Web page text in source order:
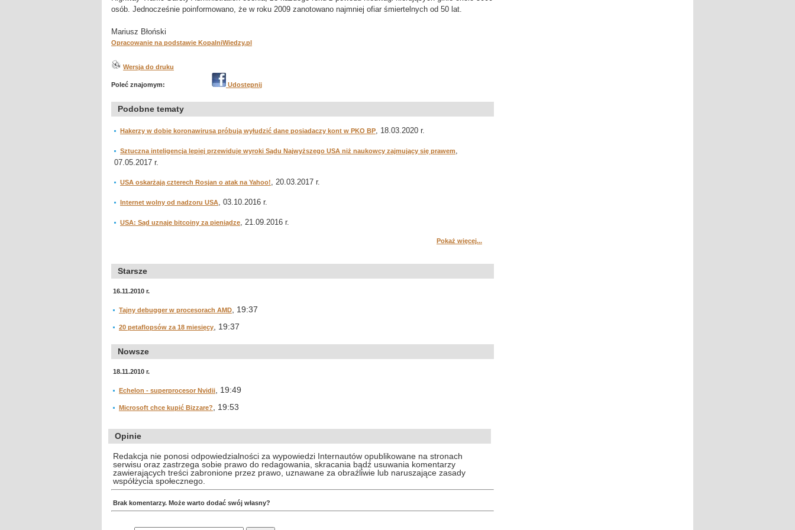
osób. Jednocześnie poinformowano, że w roku 2009 zanotowano najmniej ofiar śmiertelnych od 50 lat.
Mariusz Błoński
Opracowanie na podstawie KopalniWiedzy.pl
Wersja do druku
Poleć znajomym: Udostępnij
Podobne tematy
Hakerzy w dobie koronawirusa próbują wyłudzić dane posiadaczy kont w PKO BP, 18.03.2020 r.
Sztuczna inteligencja lepiej przewiduje wyroki Sądu Najwyższego USA niż naukowcy zajmujący się prawem,
07.05.2017 r.
USA oskarżają czterech Rosjan o atak na Yahoo!, 20.03.2017 r.
Internet wolny od nadzoru USA, 03.10.2016 r.
USA: Sąd uznaje bitcoiny za pieniądze, 21.09.2016 r.
Pokaż więcej...
Starsze
16.11.2010 r.
Tajny debugger w procesorach AMD , 19:37
20 petaflopsów za 18 miesięcy , 19:37
Nowsze
18.11.2010 r.
Echelon - superprocesor Nvidii , 19:49
Microsoft chce kupić Bizzare? , 19:53
Opinie
Redakcja nie ponosi odpowiedzialności za wypowiedzi Internautów opublikowane na stronach
serwisu oraz zastrzega sobie prawo do redagowania, skracania bądź usuwania komentarzy
zawierających treści zabronione przez prawo, uznawane za obraźliwie lub naruszające zasady
współżycia społecznego.
Brak komentarzy. Może warto dodać swój własny?